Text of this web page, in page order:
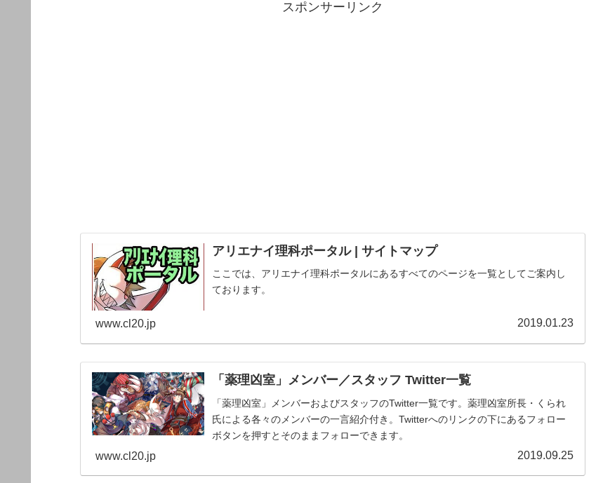
スポンサーリンク
アリエナイ理科ポータル | サイトマップ
ここでは、アリエナイ理科ポータルにあるすべてのページを一覧としてご案内し
ております。
www.cl20.jp 2019.01.23
「薬理凶室」メンバー／スタッフ Twitter一覧
「薬理凶室」メンバーおよびスタッフのTwitter一覧です。薬理凶室所長・くられ
氏による各々のメンバーの一言紹介付き。Twitterへのリンクの下にあるフォロー
ボタンを押すとそのままフォローできます。
www.cl20.jp 2019.09.25